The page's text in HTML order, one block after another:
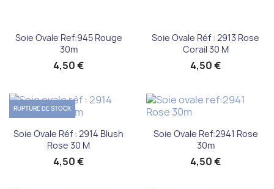
Soie Ovale Ref:945 Rouge
30m
4,50 €
Soie Ovale Réf : 2913 Rose
Corail 30 M
4,50 €
Soie Ovale Réf : 2914 Blush
Rose 30 M
4,50 €
RUPTURE DE STOCK
Soie Ovale Ref:2941 Rose
30m
4,50 €